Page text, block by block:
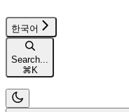
한국어
Search...
⌘K